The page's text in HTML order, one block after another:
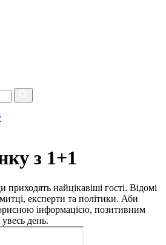
з 1+1
приходять найцікавіші гості. Відомі
експерти та політики. Аби
інформацією, позитивним
день.